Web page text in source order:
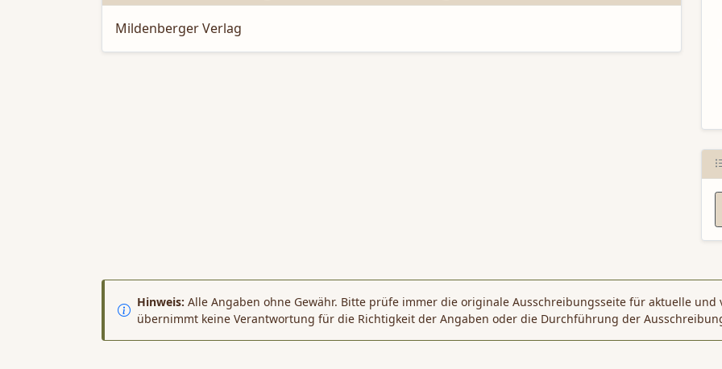
Mildenberger Verlag
Hinweis: Alle Angaben ohne Gewähr. Bitte prüfe immer die originale Ausschreibungsseite für aktuelle
übernimmt keine Verantwortung für die Richtigkeit der Angaben oder die Durchführung der